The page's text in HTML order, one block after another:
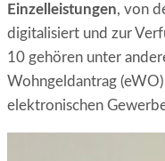
Einzelleistungen, von
digitalisiert und zur
10 gehören unter
Wohngeldantrag
elektronischen